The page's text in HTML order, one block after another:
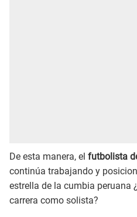
De esta manera, el futbolista
continúa trabajando y
estrella de la cumbia peruana
carrera como solista?